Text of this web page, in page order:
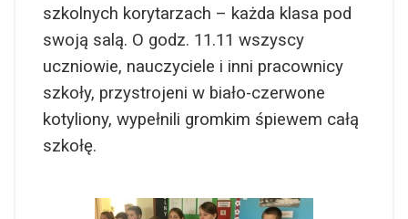
szkolnych korytarzach – każda klasa pod
swoją salą. O godz. 11.11 wszyscy
uczniowie, nauczyciele i inni pracownicy
szkoły, przystrojeni w biało-czerwone
kotyliony, wypełnili gromkim śpiewem całą
szkołę.